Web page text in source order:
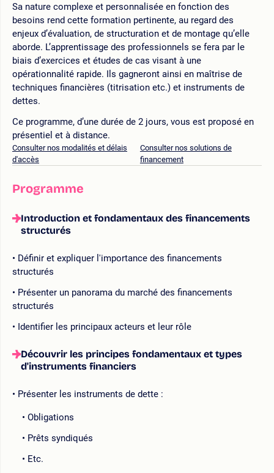
Sa nature complexe et personnalisée en fonction des
besoins rend cette formation pertinente, au regard des
enjeux d’évaluation, de structuration et de montage qu’elle
aborde. L’apprentissage des professionnels se fera par le
biais d’exercices et études de cas visant à une
opérationnalité rapide. Ils gagneront ainsi en maîtrise de
techniques financières (titrisation etc.) et instruments de
dettes.
Ce programme, d’une durée de 2 jours, vous est proposé en
présentiel et à distance.
Consulter nos modalités et délais
d'accès
Consulter nos solutions de
financement
Programme
Introduction et fondamentaux des financements
structurés
Définir et expliquer l'importance des financements
structurés
Présenter un panorama du marché des financements
structurés
Identifier les principaux acteurs et leur rôle
Découvrir les principes fondamentaux et types
d'instruments financiers
Présenter les instruments de dette :
Obligations
Prêts syndiqués
Etc.